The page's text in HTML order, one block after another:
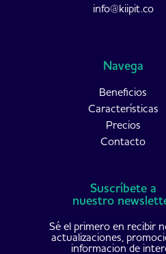
info@kiipit.co
Navega
Beneficios
Características
Precios
Contacto
Suscríbete a
nuestro
Sé el primero en recibir
actualizaciones,
informacion de